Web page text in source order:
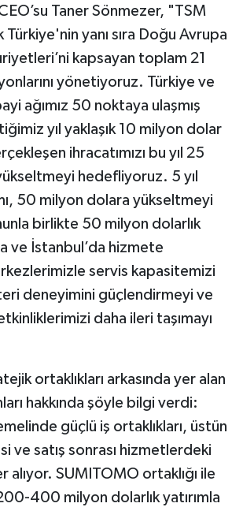
Taner Sönmezer, "TSM
Türkiye'nin yanı sıra Doğu Avrupa
kapsayan toplam 21
yönetiyoruz. Türkiye ve
ağımız 50 noktaya ulaşmış
yıl yaklaşık 10 milyon dolar
ihracatımızı bu yıl 25
hedefliyoruz. 5 yıl
50 milyon dolara yükseltmeyi
birlikte 50 milyon dolarlık
ve İstanbul’da hizmete
servis kapasitemizi
deneyimini güçlendirmeyi ve
daha ileri taşımayı
ortaklıkları arkasında yer alan
hakkında şöyle bilgi verdi:
güçlü iş ortaklıkları, üstün
ve satış sonrası hizmetlerdeki
alıyor. SUMITOMO ortaklığı ile
400 milyon dolarlık yatırımla